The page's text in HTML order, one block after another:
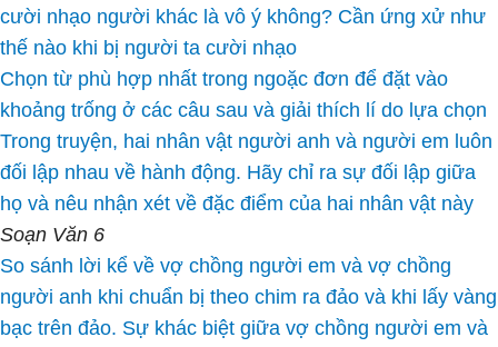
cười nhạo người khác là vô ý không? Cần ứng xử như
thế nào khi bị người ta cười nhạo
Chọn từ phù hợp nhất trong ngoặc đơn để đặt vào
khoảng trống ở các câu sau và giải thích lí do lựa chọn
Trong truyện, hai nhân vật người anh và người em luôn
đối lập nhau về hành động. Hãy chỉ ra sự đối lập giữa
họ và nêu nhận xét về đặc điểm của hai nhân vật này
Soạn Văn 6
So sánh lời kể về vợ chồng người em và vợ chồng
người anh khi chuẩn bị theo chim ra đảo và khi lấy vàng
bạc trên đảo. Sự khác biệt giữa vợ chồng người em và